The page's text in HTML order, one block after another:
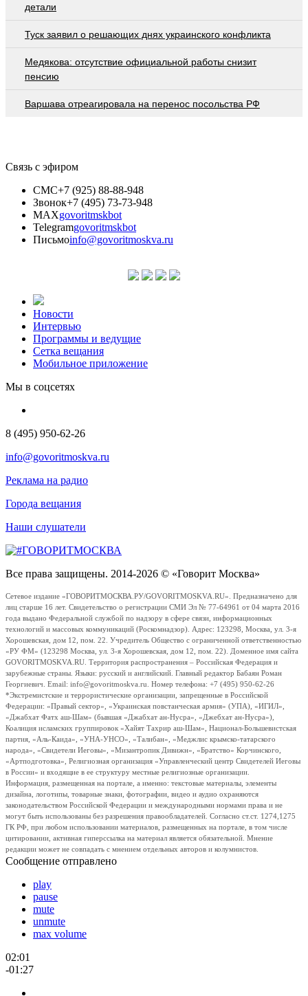
детали
Туск заявил о решающих днях украинского конфликта
Медякова: отсутствие официальной работы снизит
пенсию
Варшава отреагировала на перенос посольства РФ
Связь с эфиром
СМС+7 (925) 88-88-948
Звонок+7 (495) 73-73-948
MAXgovoritmskbot
Telegramgovoritmskbot
Письмоinfo@govoritmoskva.ru
Новости
Интервью
Программы и ведущие
Сетка вещания
Мобильное приложение
Мы в соцсетях
8 (495) 950-62-26
info@govoritmoskva.ru
Реклама на радио
Города вещания
Наши слушатели
Все права защищены. 2014-2026 © «Говорит Москва»
Сетевое издание «ГОВОРИТМОСКВА.РУ/GOVORITMOSKVA.RU». Предназначено для
лиц старше 16 лет. Свидетельство о регистрации СМИ Эл № 77-64961 от 04 марта 2016
года выдано Федеральной службой по надзору в сфере связи, информационных
технологий и массовых коммуникаций (Роскомнадзор). Адрес: 123298, Москва, ул. 3-я
Хорошевская, дом 12, пом. 22. Учредитель Общество с ограниченной ответственностью
«РУ ФМ» (123298 Москва, ул. 3-я Хорошевская, дом 12, пом. 22). Доменное имя сайта
GOVORITMOSKVA.RU. Территория распространения – Российская Федерация и
зарубежные страны. Языки: русский и английский. Главный редактор Бабаян Роман
Георгиевич. Email: info@govoritmoskva.ru. Номер телефона: +7 (495) 950-62-26
*Экстремистские и террористические организации, запрещенные в Российской
Федерации: «Правый сектор», «Украинская повстанческая армия» (УПА), «ИГИЛ»,
«Джабхат Фатх аш-Шам» (бывшая «Джабхат ан-Нусра», «Джебхат ан-Нусра»),
Коалиция исламских группировок «Хайят Тахрир аш-Шам», Национал-Большевистская
партия, «Аль-Каида», «УНА-УНСО», «Талибан», «Меджлис крымско-татарского
народа», «Свидетели Иеговы», «Мизантропик Дивижн», «Братство» Корчинского,
«Артподготовка», Религиозная организация «Управленческий центр Свидетелей Иеговы
в России» и входящие в ее структуру местные религиозные организации.
Информация, размещенная на портале, а именно: текстовые материалы, элементы
дизайна, логотипы, товарные знаки, фотографии, видео и аудио охраняются
законодательством Российской Федерации и международными нормами права и не
могут быть использованы без разрешения правообладателей. Согласно ст.ст. 1274,1275
ГК РФ, при любом использовании материалов, размещенных на портале, в том числе
цитировании, активная гиперссылка на материал является обязательной. Мнение
редакции может не совпадать с мнением отдельных авторов и колумнистов.
Сообщение отправлено
play
pause
mute
unmute
max volume
02:01
-01:27